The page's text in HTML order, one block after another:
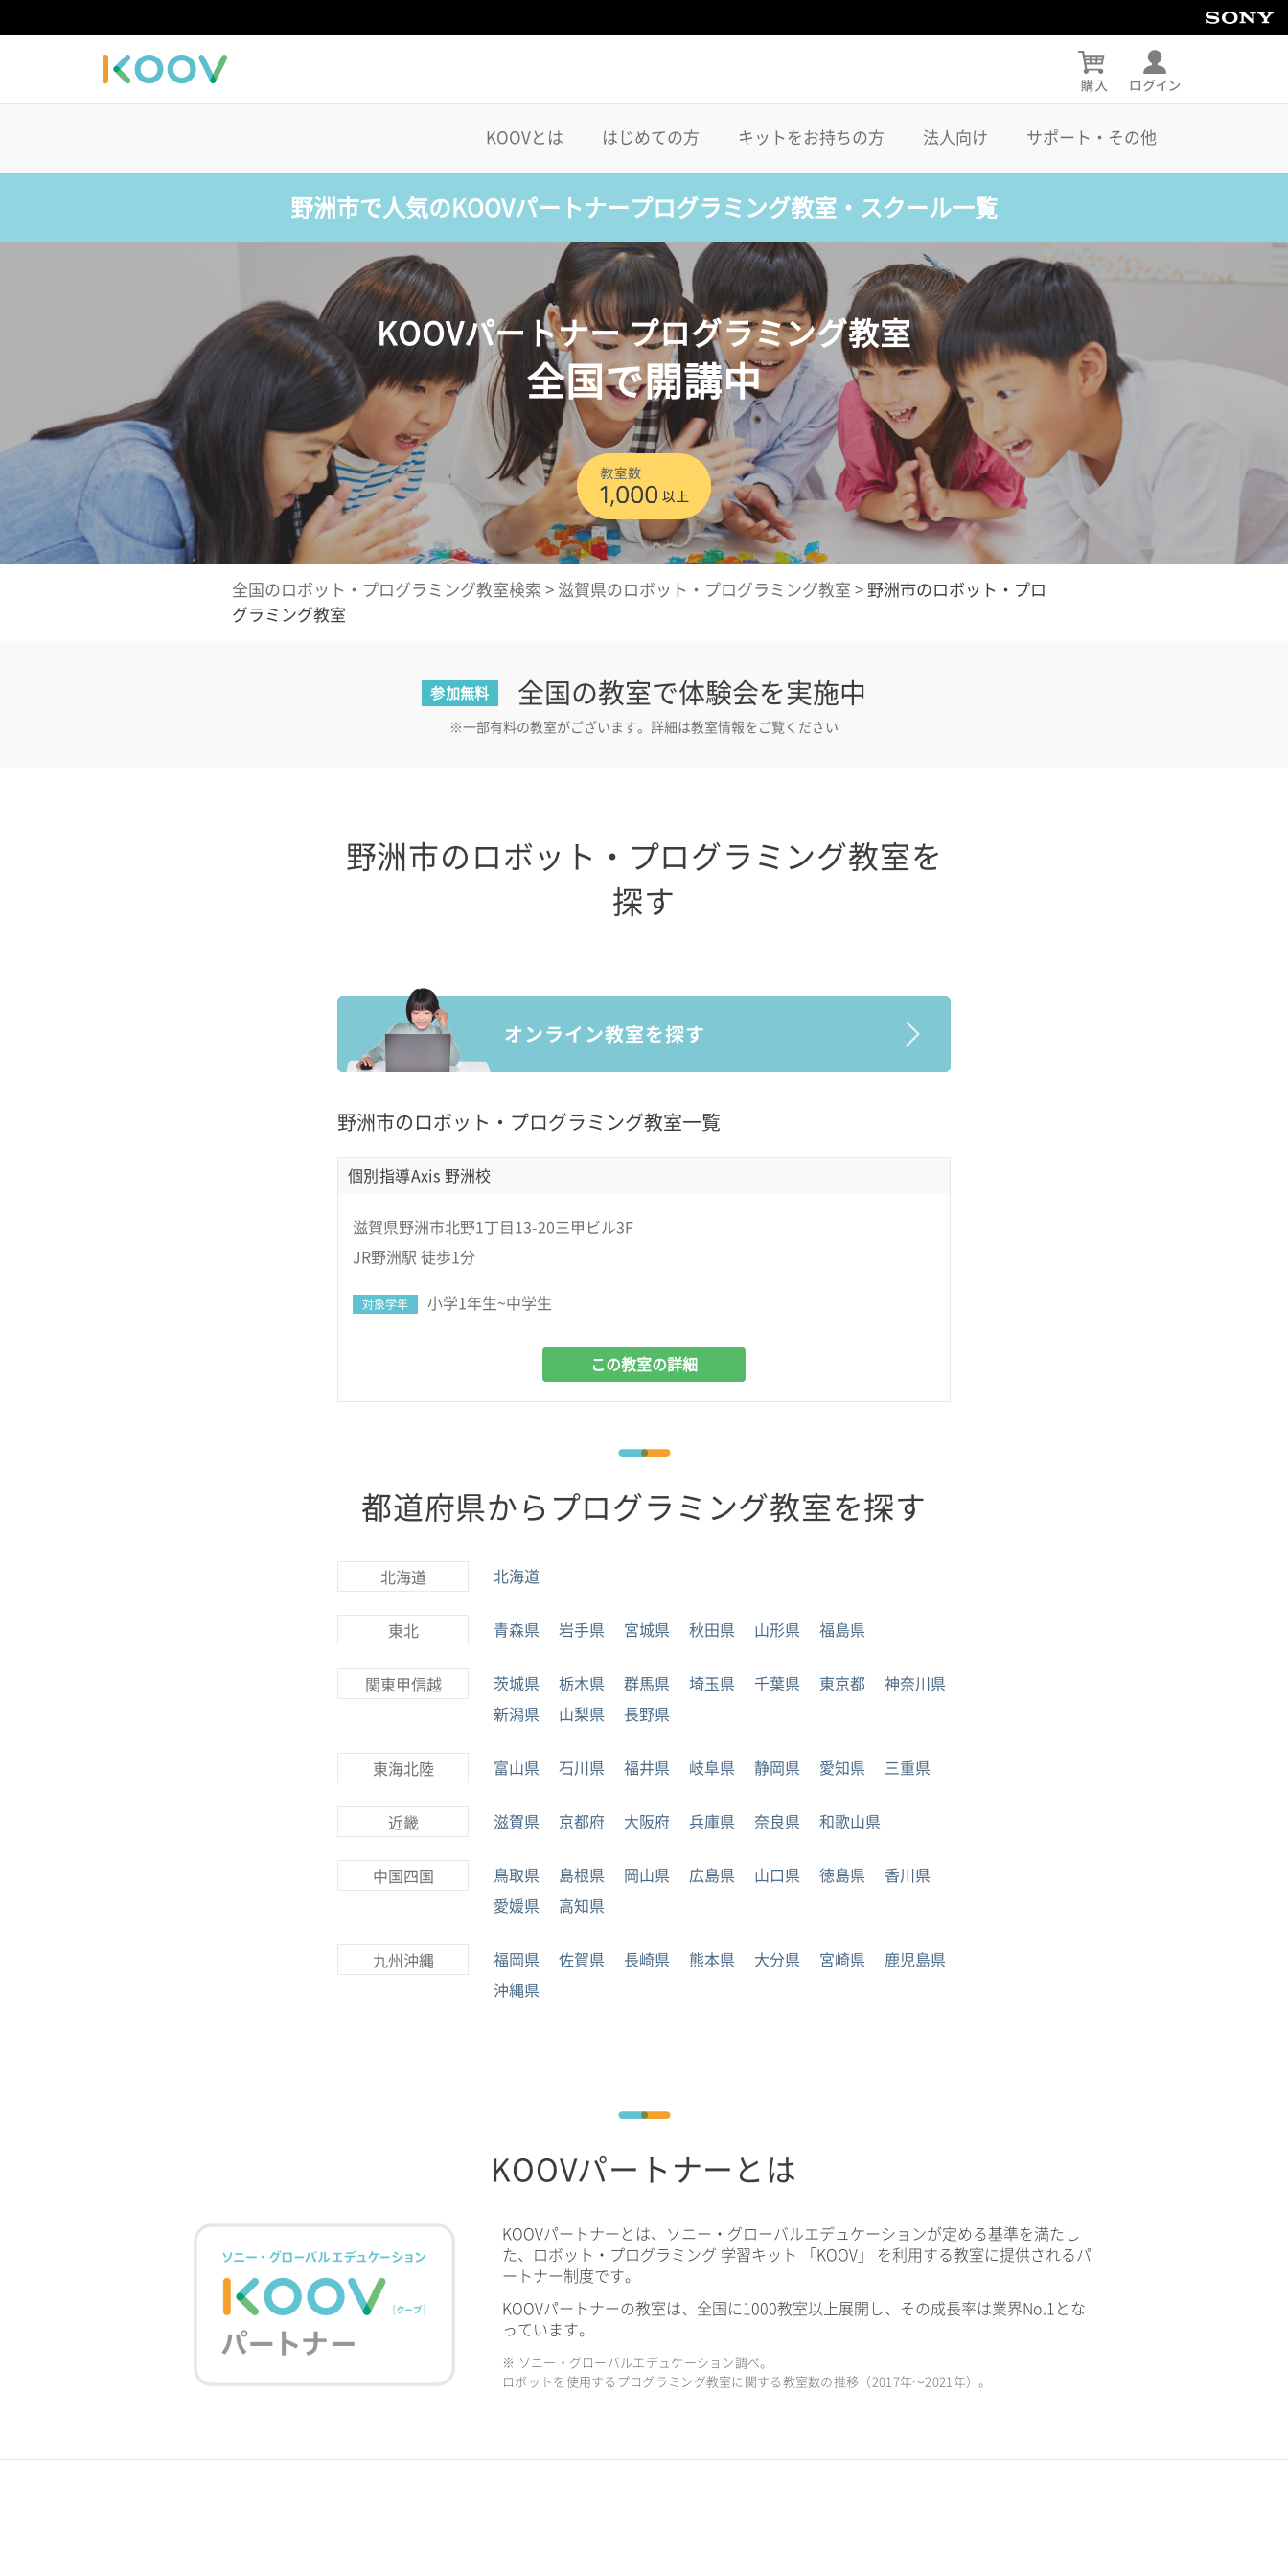
KOOVとは はじめての方 キットをお持ちの方 法人向け サポート・その他
野洲市で人気のKOOVパートナープログラミング教室・スクール一覧
KOOVパートナー プログラミング教室
全国で開講中
全国のロボット・プログラミング教室検索 > 滋賀県のロボット・プログラミング教室 > 野洲市のロボット・プロ
グラミング教室
参加無料 全国の教室で体験会を実施中
※一部有料の教室がございます。詳細は教室情報をご覧ください
野洲市のロボット・プログラミング教室を
探す
野洲市のロボット・プログラミング教室一覧
個別指導Axis 野洲校
滋賀県野洲市北野1丁目13-20三甲ビル3F
JR野洲駅 徒歩1分
対象学年 小学1年生~中学生
この教室の詳細
都道府県からプログラミング教室を探す
北海道 北海道
東北 青森県 岩手県 宮城県 秋田県 山形県 福島県
関東甲信越 茨城県 栃木県 群馬県 埼玉県 千葉県 東京都
神奈川県
新潟県
山梨県 長野県
東海北陸 富山県 石川県 福井県 岐阜県 静岡県 愛知県 三重県
近畿 滋賀県 京都府 大阪府 兵庫県 奈良県 和歌山県
中国四国 鳥取県 島根県 岡山県 広島県 山口県 徳島県
香川県
愛媛県
高知県
九州沖縄 福岡県 佐賀県 長崎県 熊本県 大分県 宮崎県
鹿児島県
沖縄県
KOOVパートナーとは
KOOVパートナーとは、ソニー・グローバルエデュケーションが定める基準を満たし
た、ロボット・プログラミング 学習キット 「KOOV」 を利用する教室に提供されるパ
ートナー制度です。
KOOVパートナーの教室は、全国に1000教室以上展開し、その成長率は業界No.1とな
っています。
※ ソニー・グローバルエデュケーション調べ。
ロボットを使用するプログラミング教室に関する教室数の推移（2017年〜2021年）。